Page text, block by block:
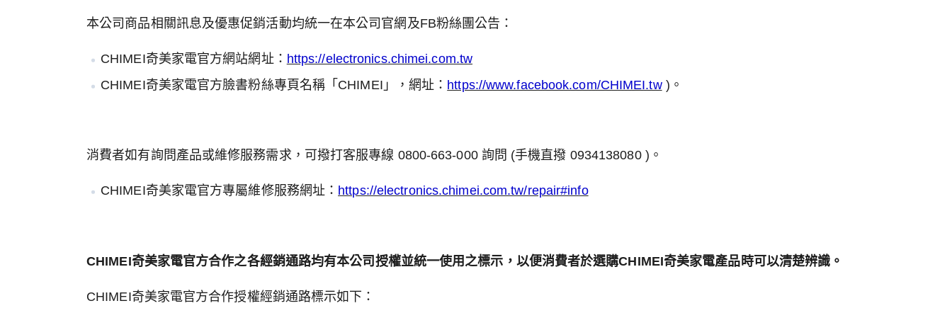
本公司商品相關訊息及優惠促銷活動均統一在本公司官網及FB粉絲團公告：
CHIMEI奇美家電官方網站網址： https://electronics.chimei.com.tw
CHIMEI奇美家電官方臉書粉絲專頁名稱「CHIMEI」，網址： https://www.facebook.com/CHIMEI.tw)。
消費者如有詢問產品或維修服務需求，可撥打客服專線 0800-663-000 詢問 (手機直撥 0934138080 )。
CHIMEI奇美家電官方專屬維修服務網址： https://electronics.chimei.com.tw/repair#info
CHIMEI奇美家電官方合作之各經銷通路均有本公司授權並統一使用之標示，以便消費者於選購CHIMEI奇美家電產品時可以清楚辨識。
CHIMEI奇美家電官方合作授權經銷通路標示如下：